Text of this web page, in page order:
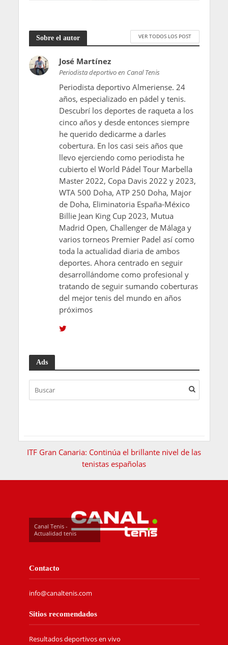
Sobre el autor VER TODOS LOS POST
José Martínez
Periodista deportivo en Canal Tenis
Periodista deportivo Almeriense. 24
años, especializado en pádel y tenis.
Descubrí los deportes de raqueta a los
cinco años y desde entonces siempre
he querido dedicarme a darles
cobertura. En los casi seis años que
llevo ejerciendo como periodista he
cubierto el World Pádel Tour Marbella
Master 2022, Copa Davis 2022 y 2023,
WTA 500 Doha, ATP 250 Doha, Major
de Doha, Eliminatoria España-México
Billie Jean King Cup 2023, Mutua
Madrid Open, Challenger de Málaga y
varios torneos Premier Padel así como
toda la actualidad diaria de ambos
deportes. Ahora centrado en seguir
desarrollándome como profesional y
tratando de seguir sumando coberturas
del mejor tenis del mundo en años
próximos
Ads
ITF Gran Canaria: Continúa el brillante nivel de las
tenistas españolas
Canal Tenis -
Actualidad tenis
Contacto
info@canaltenis.com
Sitios recomendados
Resultados deportivos en vivo